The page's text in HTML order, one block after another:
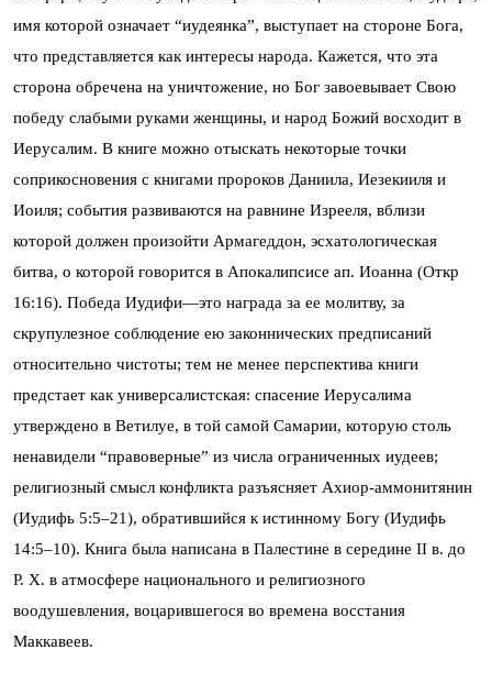
имя которой означает “иудеянка”, выступает на стороне Бога,
что представляется как интересы народа. Кажется, что эта
сторона обречена на уничтожение, но Бог завоевывает Свою
победу слабыми руками женщины, и народ Божий восходит в
Иерусалим. В книге можно отыскать некоторые точки
соприкосновения с книгами пророков Даниила, Иезекииля и
Иоиля; события развиваются на равнине Изрееля, вблизи
которой должен произойти Армагеддон, эсхатологическая
битва, о которой говорится в Апокалипсисе ап. Иоанна (Откр
16:16). Победа Иудифи—это награда за ее молитву, за
скрупулезное соблюдение ею законнических предписаний
относительно чистоты; тем не менее перспектива книги
предстает как универсалистская: спасение Иерусалима
утверждено в Ветилуе, в той самой Самарии, которую столь
ненавидели “правоверные” из числа ограниченных иудеев;
религиозный смысл конфликта разъясняет Ахиор-аммонитянин
(Иудифь 5:5–21), обратившийся к истинному Богу (Иудифь
14:5–10). Книга была написана в Палестине в середине II в. до
Р. Х. в атмосфере национального и религиозного
воодушевления, воцарившегося во времена восстания
Маккавеев.